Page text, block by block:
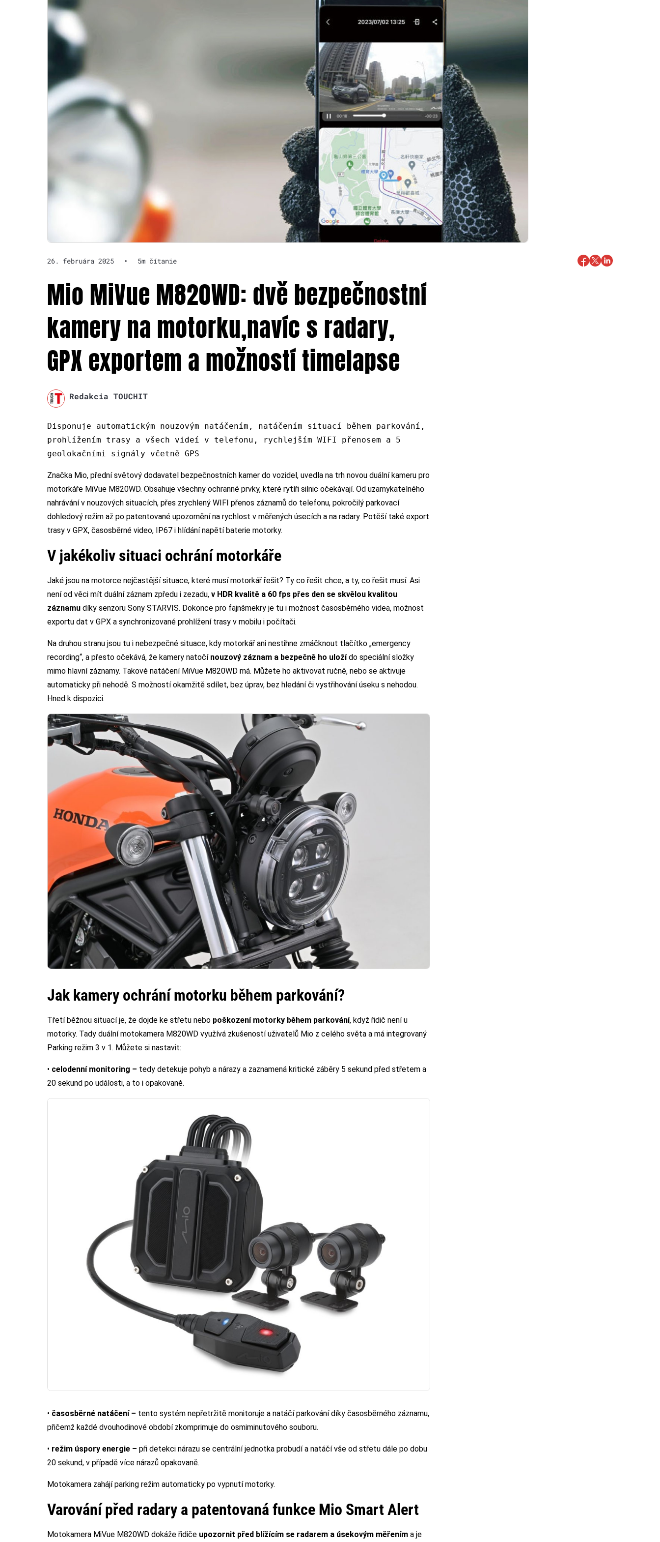
26. februára 2025 • 5m čítanie
Mio MiVue M820WD: dvě bezpečnostní
kamery na motorku,navíc s radary,
GPX exportem a možností timelapse
Redakcia TOUCHIT
Disponuje automatickým nouzovým natáčením, natáčením situací během parkování,
prohlížením trasy a všech videí v telefonu, rychlejším WIFI přenosem a 5
geolokačními signály včetně GPS
Značka Mio, přední světový dodavatel bezpečnostních kamer do vozidel, uvedla na trh novou duální kameru pro
motorkáře MiVue M820WD. Obsahuje všechny ochranné prvky, které rytíři silnic očekávají. Od uzamykatelného
nahrávání v nouzových situacích, přes zrychlený WIFI přenos záznamů do telefonu, pokročilý parkovací
dohledový režim až po patentované upozornění na rychlost v měřených úsecích a na radary. Potěší také export
trasy v GPX, časosběrné video, IP67 i hlídání napětí baterie motorky.
V jakékoliv situaci ochrání motorkáře
Jaké jsou na motorce nejčastější situace, které musí motorkář řešit? Ty co řešit chce, a ty, co řešit musí. Asi
není od věci mít duální záznam zpředu i zezadu, v HDR kvalitě a 60 fps přes den se skvělou kvalitou
záznamu díky senzoru Sony STARVIS. Dokonce pro fajnšmekry je tu i možnost časosběrného videa, možnost
exportu dat v GPX a synchronizované prohlížení trasy v mobilu i počítači.
Na druhou stranu jsou tu i nebezpečné situace, kdy motorkář ani nestihne zmáčknout tlačítko „emergency
recording“, a přesto očekává, že kamery natočí nouzový záznam a bezpečně ho uložído speciální složky
mimo hlavní záznamy. Takové natáčení MiVue M820WD má. Můžete ho aktivovat ručně, nebo se aktivuje
automaticky při nehodě. S možností okamžitě sdílet, bez úprav, bez hledání či vystřihování úseku s nehodou.
Hned k dispozici.
Jak kamery ochrání motorku během parkování?
Třetí běžnou situací je, že dojde ke střetu nebo poškození motorky během parkování, když řidič není u
motorky. Tady duální motokamera M820WD využívá zkušeností uživatelů Mio z celého světa a má integrovaný
Parking režim 3 v 1. Můžete si nastavit:
• celodenní monitoring – tedy detekuje pohyb a nárazy a zaznamená kritické záběry 5 sekund před střetem a
20 sekund po události, a to i opakovaně.
• časosběrné natáčení – tento systém nepřetržitě monitoruje a natáčí parkování díky časosběrného záznamu,
přičemž každé dvouhodinové období zkomprimuje do osmiminutového souboru.
• režim úspory energie – při detekci nárazu se centrální jednotka probudí a natáčí vše od střetu dále po dobu
20 sekund, v případě více nárazů opakovaně.
Motokamera zahájí parking režim automaticky po vypnutí motorky.
Varování před radary a patentovaná funkce Mio Smart Alert
Motokamera MiVue M820WD dokáže řidiče upozornit před blížícím se radarem a úsekovým měřením a je